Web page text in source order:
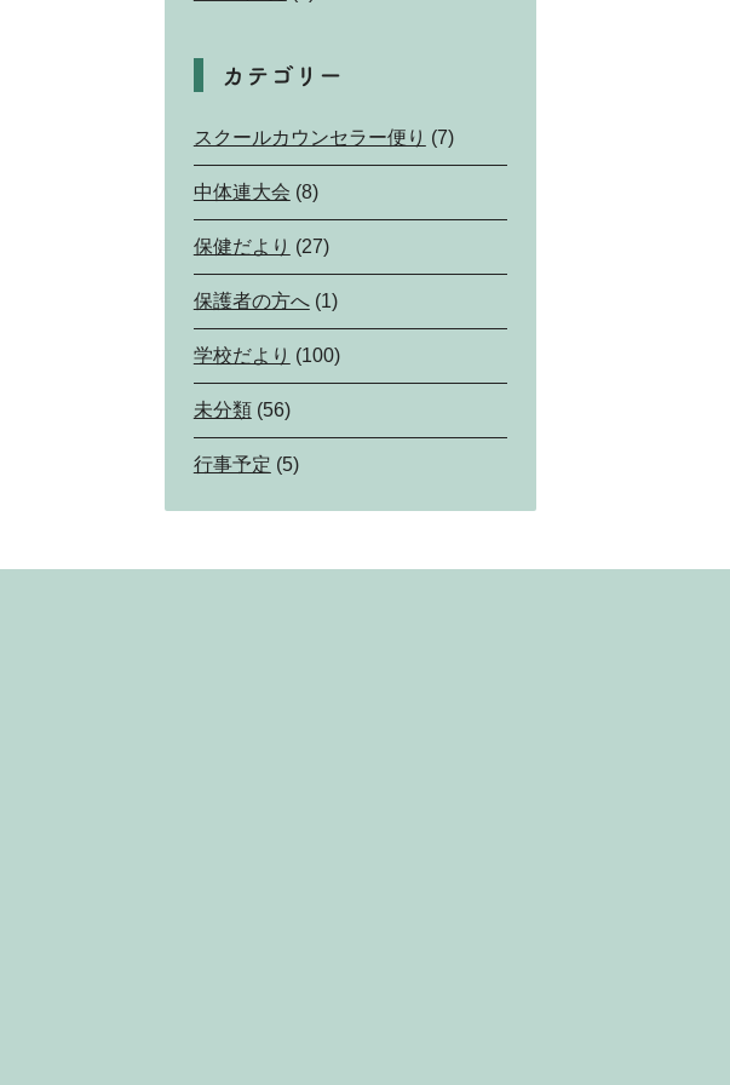
カテゴリー
スクールカウンセラー便り (7)
中体連大会 (8)
保健だより (27)
保護者の方へ(1)
学校だより (100)
未分類(56)
行事予定 (5)